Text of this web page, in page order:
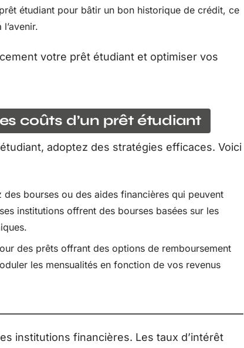
étudiant pour bâtir un bon historique de crédit, ce
votre prêt étudiant et optimiser vos
coûts d’un prêt étudiant
adoptez des stratégies efficaces. Voici
des bourses ou des aides financières qui peuvent
institutions offrent des bourses basées sur les
des prêts offrant des options de remboursement
les mensualités en fonction de vos revenus
institutions financières. Les taux d’intérêt